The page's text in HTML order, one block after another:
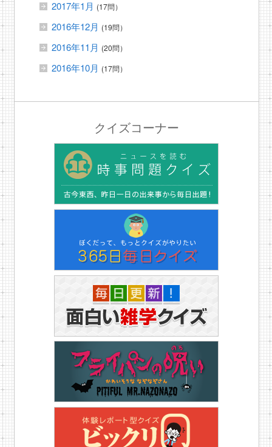
2017年1月 (17問）
2016年12月 (19問）
2016年11月 (20問）
2016年10月 (17問）
クイズコーナー